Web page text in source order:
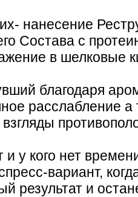
нанесение
Состава с
в шелковые
благодаря
расслабление а
и у кого нет
вариант,
результат и